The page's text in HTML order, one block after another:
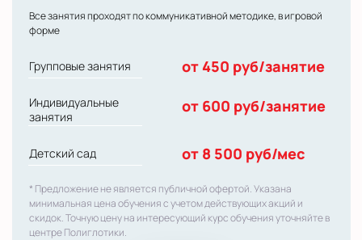
Все занятия проходят по коммуникативной методике, в игровой
форме
Групповые занятия от 450 руб/занятие
Индивидуальные
занятия
от 600 руб/занятие
Детский сад от 8 500 руб/мес
* Предложение не является публичной офертой. Указана
минимальная цена обучения с учетом действующих акций и
скидок. Точную цену на интересующий курс обучения уточняйте в
центре Полиглотики.